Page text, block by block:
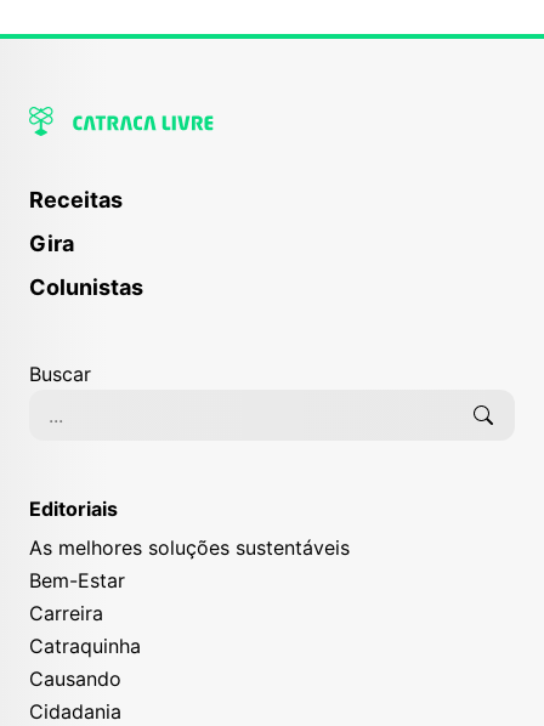
Receitas
Gira
Colunistas
Buscar
Editoriais
As melhores soluções sustentáveis
Bem-Estar
Carreira
Catraquinha
Causando
Cidadania